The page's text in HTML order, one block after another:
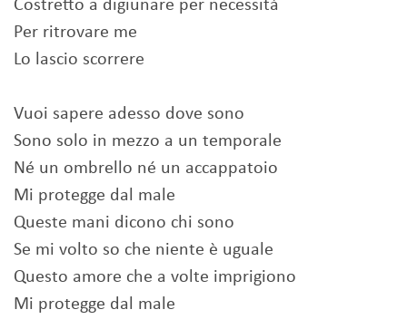
Costretto a digiunare per necessità
Per ritrovare me
Lo lascio scorrere
Vuoi sapere adesso dove sono
Sono solo in mezzo a un temporale
Né un ombrello né un accappatoio
Mi protegge dal male
Queste mani dicono chi sono
Se mi volto so che niente è uguale
Questo amore che a volte imprigiono
Mi protegge dal male